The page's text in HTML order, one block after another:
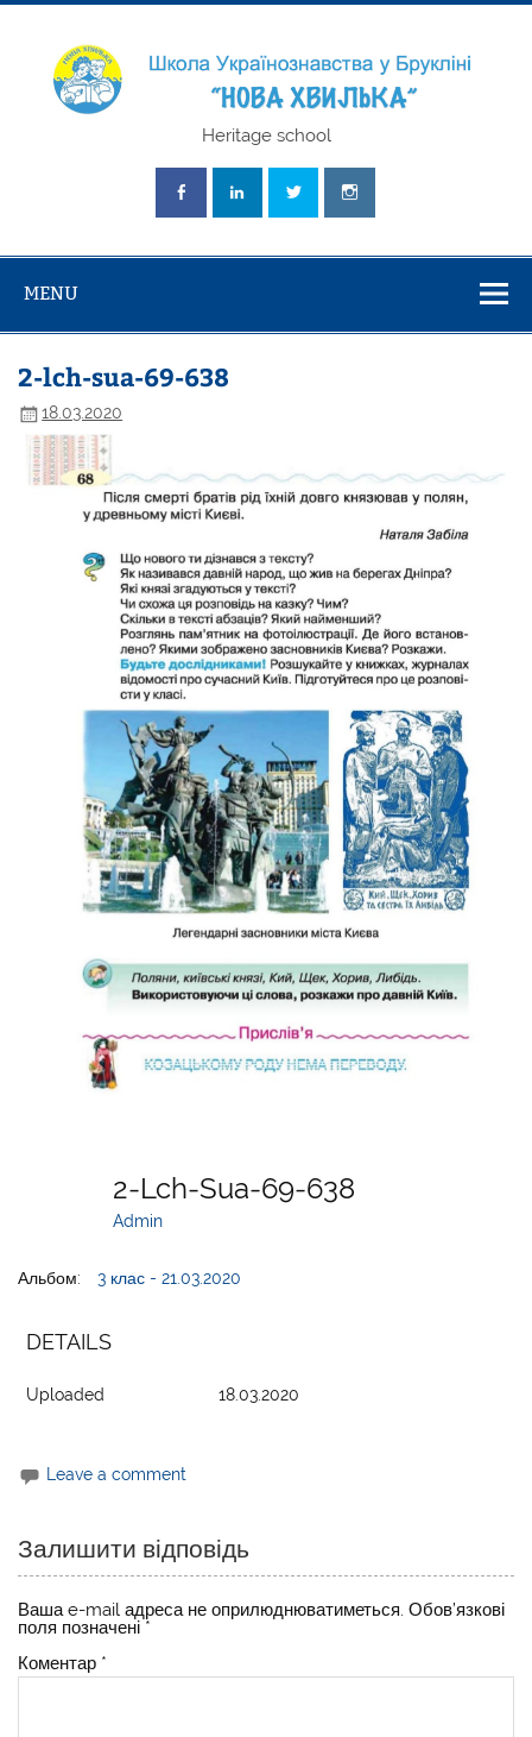
Skip
"Нова
Heritage school
MENU
2-lch-sua-69-638
18.03.2020
2-Lch-Sua-69-638
Admin
Альбом: 3 клас - 21.03.2020
DETAILS
Uploaded 18.03.2020
Leave a comment
Залишити відповідь
Ваша e-mail адреса не оприлюднюватиметься. Обов’язкові
поля позначені *
Коментар *